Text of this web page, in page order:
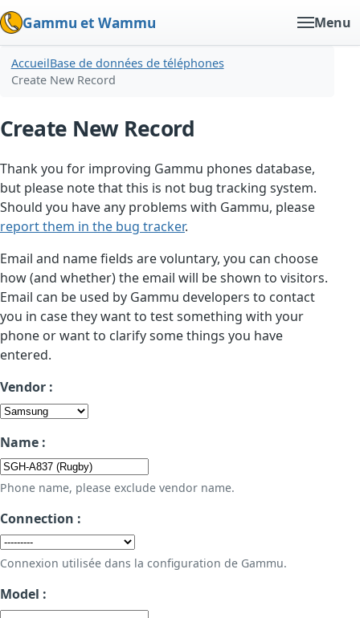
Gammu et Wammu Menu
AccueilBase de données de téléphones
Create New Record
Create New Record
Thank you for improving Gammu phones database,
but please note that this is not bug tracking system.
Should you have any problems with Gammu, please
report them in the bug tracker.
Email and name fields are voluntary, you can choose
how (and whether) the email will be shown to visitors.
Email can be used by Gammu developers to contact
you in case they want to test something with your
phone or want to clarify some things you have
entered.
Vendor :
Name :
Phone name, please exclude vendor name.
Connection :
Connexion utilisée dans la configuration de Gammu.
Model :